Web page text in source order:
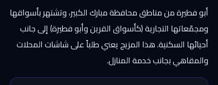
أبو فطيرة من مناطق محافظة مبارك الكبير، وتشتهر بأسواقها
ومجمّعاتها التجارية (كأسواق القرين وأبو فطيرة) إلى جانب
أحيائها السكنية. هذا المزيج يعني طلباً على شاشات المحلات
والمقاهي بجانب خدمة المنازل.